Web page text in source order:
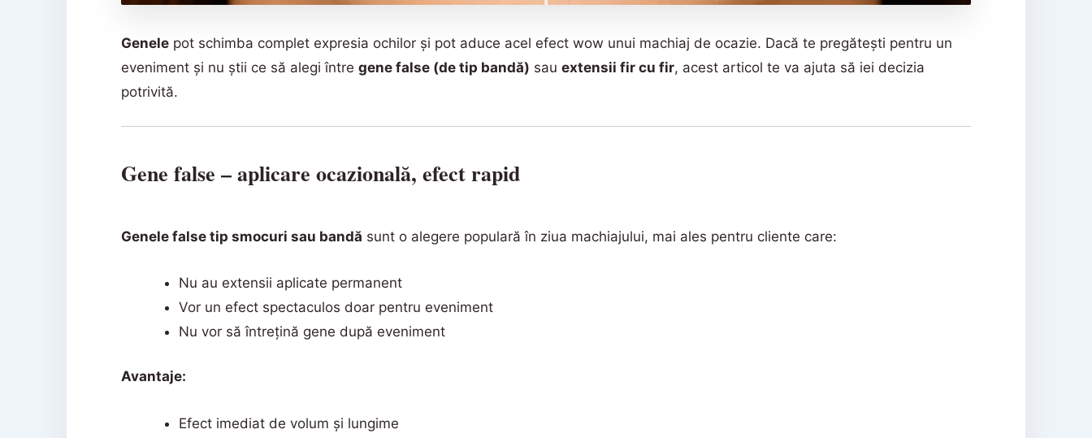
Genele pot schimba complet expresia ochilor și pot aduce acel efect wow unui machiaj de ocazie. Dacă te pregătești pentru un
eveniment și nu știi ce să alegi întregene false (de tip bandă) sauextensii fir cu fir, acest articol te va ajuta să iei decizia
potrivită.
Gene false – aplicare ocazională, efect rapid
Genele false tip smocuri sau bandă sunt o alegere populară în ziua machiajului, mai ales pentru cliente care:
Nu au extensii aplicate permanent
Vor un efect spectaculos doar pentru eveniment
Nu vor să întrețină gene după eveniment
Avantaje:
Efect imediat de volum și lungime